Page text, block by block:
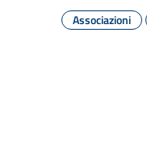
Associazioni